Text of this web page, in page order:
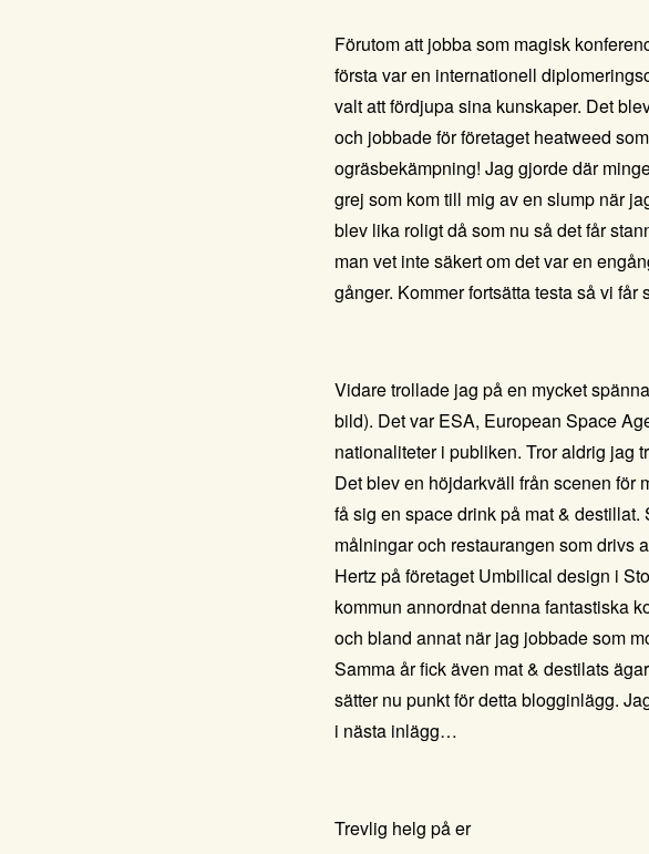
Förutom att jobba som magisk
första var en internationell
valt att fördjupa sina kunskaper. Det
och jobbade för företaget heatweed
ogräsbekämpning! Jag gjorde där
grej som kom till mig av en slump när
blev lika roligt då som nu så det får
man vet inte säkert om det var en
gånger. Kommer fortsätta testa så vi
Vidare trollade jag på en mycket
bild). Det varESA, European Space
nationaliteter i publiken. Tror aldrig jag
Det blev en höjdarkväll från scenen för
få sig en space drink på mat & destillat.
målningar och restaurangen som drivs
Hertz på företaget Umbilical design i
kommun annordnat denna fantastiska
och bland annat när jag jobbade som
Samma år fick även mat & destilats
sätter nu punkt för detta blogginlägg.
i nästa inlägg…
Trevlig helg på er